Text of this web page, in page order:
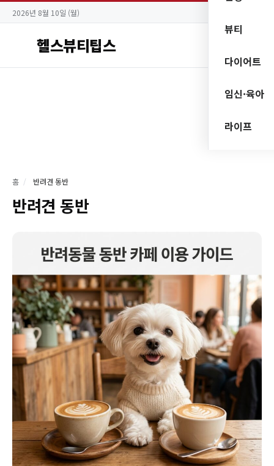
2026년 8월 10일 (월)
헬스뷰티팁스
뷰티
다이어트
임신·육아
라이프
홈 / 반려견 동반
반려견 동반